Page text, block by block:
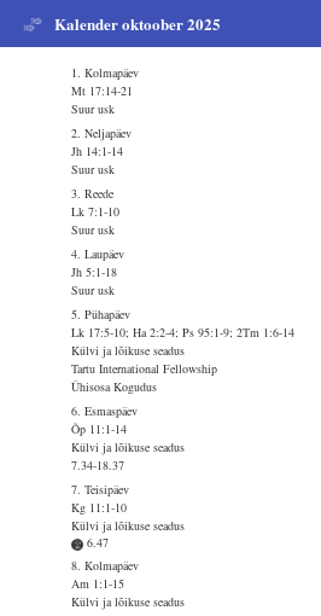
Kalender oktoober 2025
1. Kolmapäev
Mt 17:14-21
Suur usk
2. Neljapäev
Jh 14:1-14
Suur usk
3. Reede
Lk 7:1-10
Suur usk
4. Laupäev
Jh 5:1-18
Suur usk
5. Pühapäev
Lk 17:5-10; Ha 2:2-4; Ps 95:1-9; 2Tm 1:6-14
Külvi ja lõikuse seadus
Tartu International Fellowship
Ühisosa Kogudus
6. Esmaspäev
Õp 11:1-14
Külvi ja lõikuse seadus
7.34-18.37
7. Teisipäev
Kg 11:1-10
Külvi ja lõikuse seadus
6.47
8. Kolmapäev
Am 1:1-15
Külvi ja lõikuse seadus